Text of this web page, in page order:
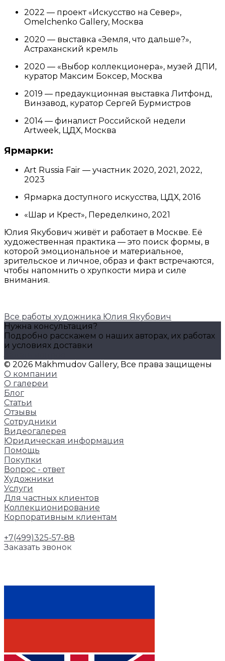
2022 — проект «Искусство на Север»,
Omelchenko Gallery, Москва
2020 — выставка «Земля, что дальше?»,
Астраханский кремль
2020 — «Выбор коллекционера», музей ДПИ,
куратор Максим Боксер, Москва
2019 — предаукционная выставка Литфонд,
Винзавод, куратор Сергей Бурмистров
2014 — финалист Российской недели
Artweek, ЦДХ, Москва
Ярмарки:
Art Russia Fair — участник 2020, 2021, 2022,
2023
Ярмарка доступного искусства, ЦДХ, 2016
«Шар и Крест», Переделкино, 2021
Юлия Якубович живёт и работает в Москве. Её
художественная практика — это поиск формы, в
которой эмоциональное и материальное,
зрительское и личное, образ и факт встречаются,
чтобы напомнить о хрупкости мира и силе
внимания.
Все работы художника Юлия Якубович
Нужна консультация?
Подробно расскажем о наших авторах, их работах
и условиях доставки
© 2026 Makhmudov Gallery, Все права защищены
О компании
О галереи
Блог
Статьи
Отзывы
Сотрудники
Видеогалерея
Юридическая информация
Помощь
Покупки
Вопрос - ответ
Художники
Услуги
Для частных клиентов
Коллекционирование
Корпоративным клиентам
+7(499)325-57-88
Заказать звонок